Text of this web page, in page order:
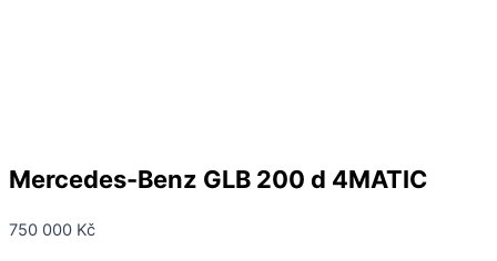
Mercedes-Benz GLB 200 d 4MATIC
750 000 Kč